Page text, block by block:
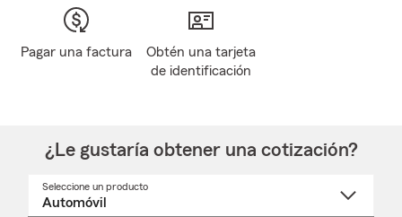
Pagar una factura
Obtén una tarjeta
de identificación
¿Le gustaría obtener una cotización?
Seleccione un producto